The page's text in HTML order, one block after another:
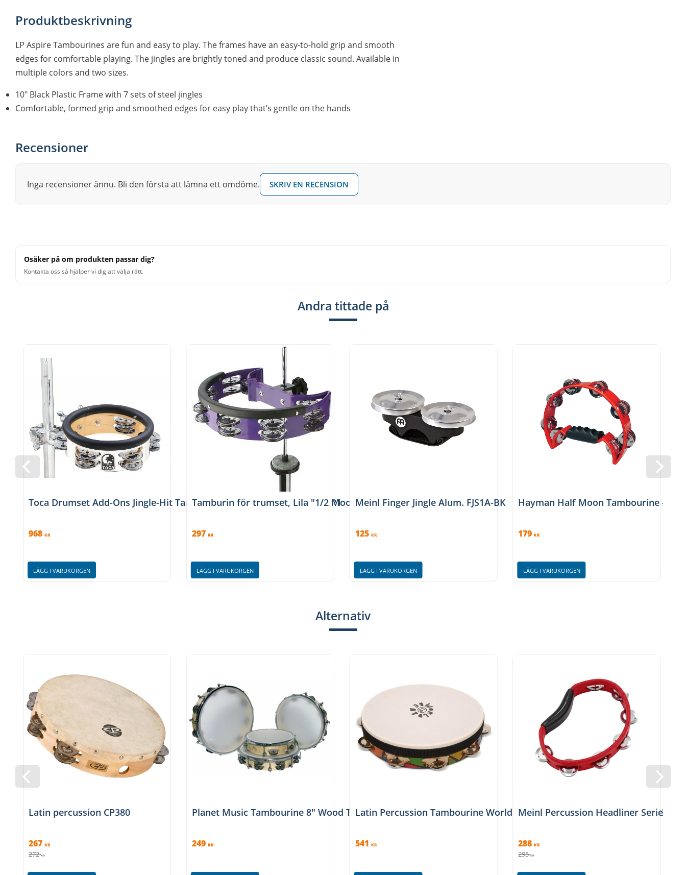
Produktbeskrivning
LP Aspire Tambourines are fun and easy to play. The frames have an easy-to-hold grip and smooth
edges for comfortable playing. The jingles are brightly toned and produce classic sound. Available in
multiple colors and two sizes.
10″ Black Plastic Frame with 7 sets of steel jingles
Comfortable, formed grip and smoothed edges for easy play that’s gentle on the hands
Recensioner
Inga recensioner ännu. Bli den första att lämna ett omdöme. SKRIV EN RECENSION
Osäker på om produkten passar dig?
Kontakta oss så hjälper vi dig att välja rätt.
Andra tittade på
Toca Drumset Add-Ons Jingle-Hit Tambourines With mount, TD-JHMTP1
968 KR
LÄGG I VARUKORGEN
Tamburin för trumset, Lila "1/2 Moon"
297 KR
LÄGG I VARUKORGEN
Meinl Finger Jingle Alum. FJS1A-BK
125 KR
LÄGG I VARUKORGEN
Hayman Half Moon Tambourine - Röd
179 KR
LÄGG I VARUKORGEN
Alternativ
Latin percussion CP380
267 KR
272 KR
Planet Music Tambourine 8″ Wood Tunable – Single Row
249 KR
Latin Percussion Tambourine World Beat Single Row with Head LP7023,
541 KR
Meinl Percussion Headliner Series
288 KR
295 KR